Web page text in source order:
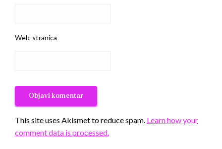
Web-stranica
This site uses Akismet to reduce spam. Learn how your
comment data is processed.